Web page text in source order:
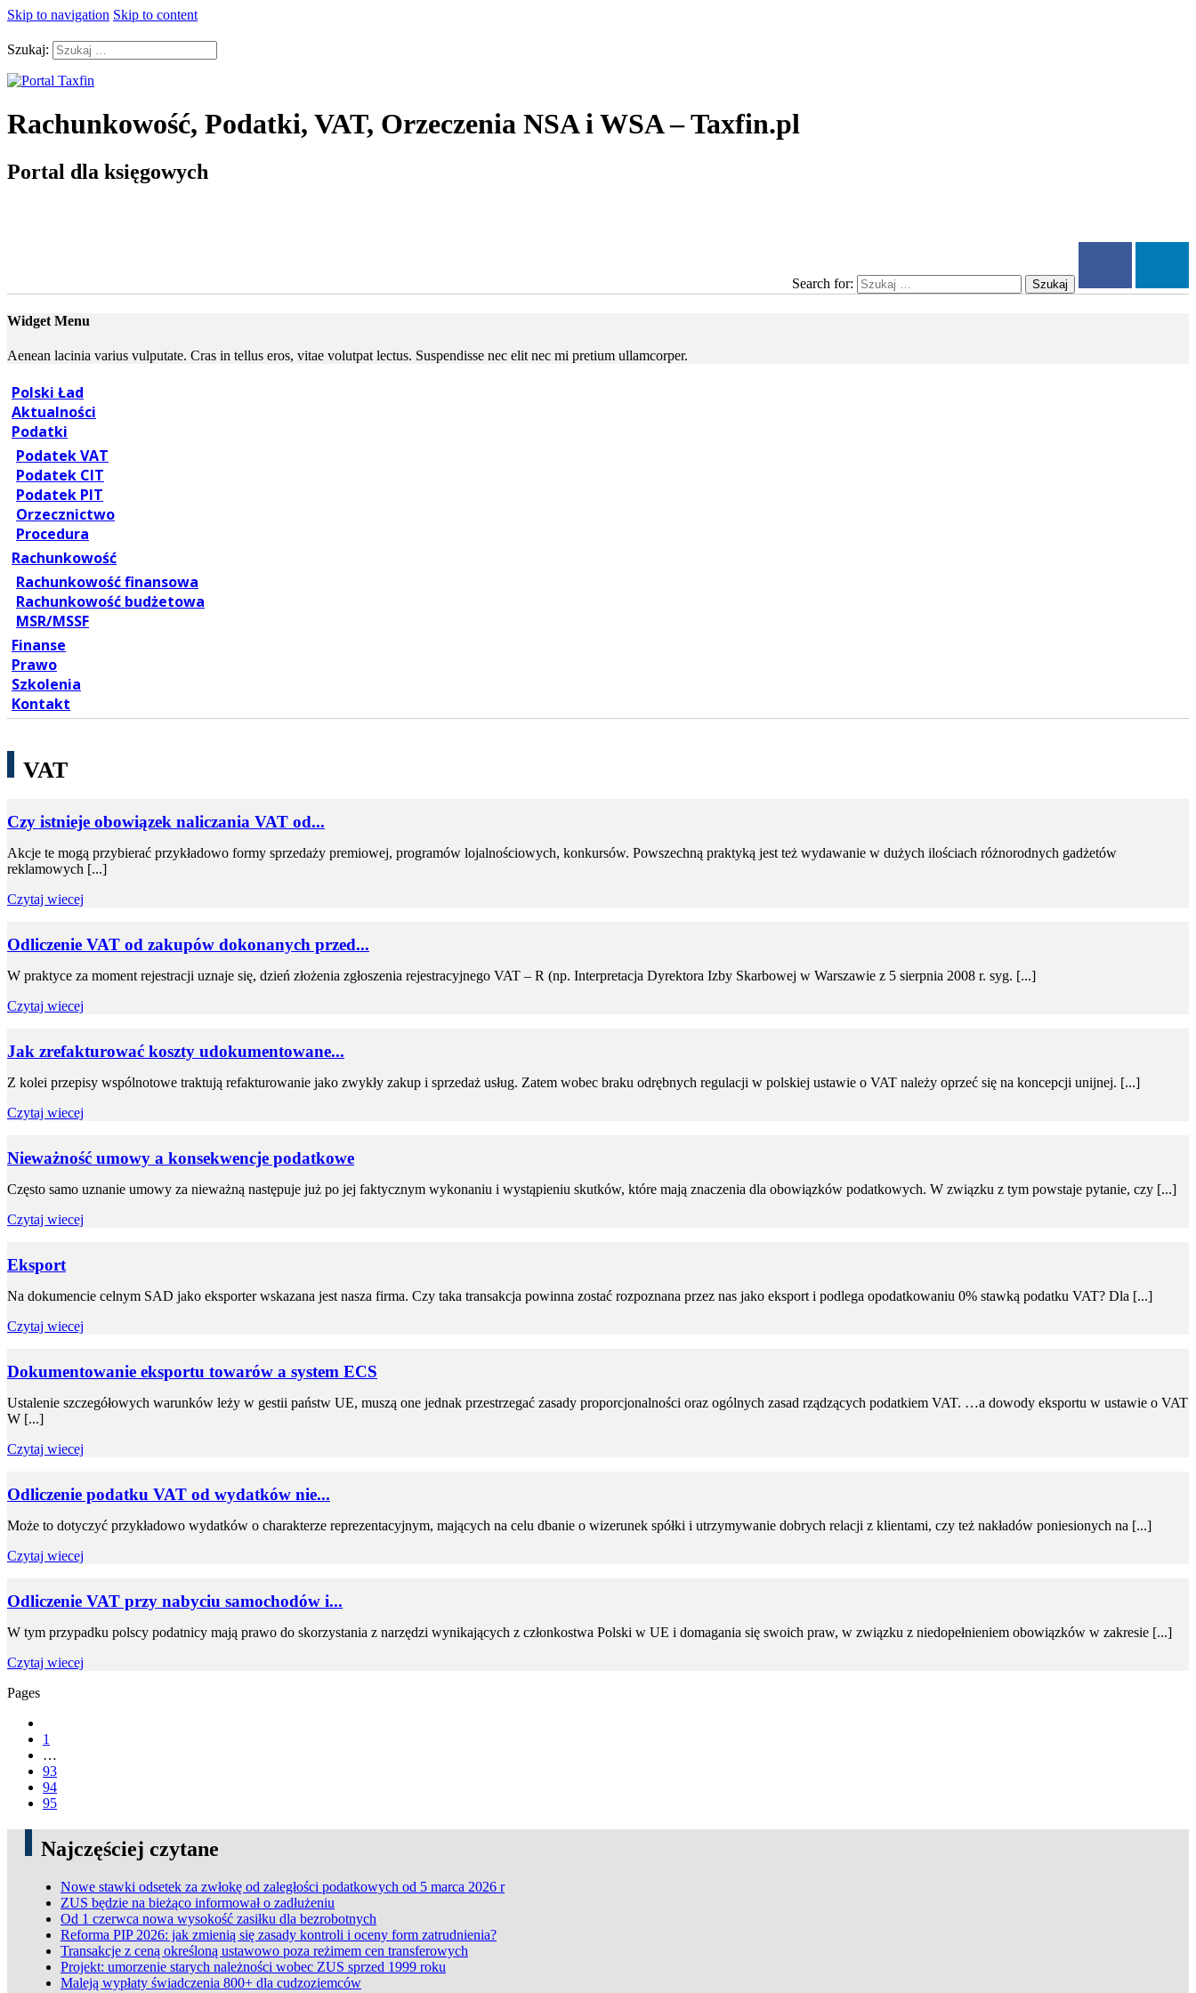
Skip to navigation Skip to content
Szukaj:
Rachunkowość, Podatki, VAT, Orzeczenia NSA i WSA – Taxfin.pl
Portal dla księgowych
Search for: Szukaj
Widget Menu
Aenean lacinia varius vulputate. Cras in tellus eros, vitae volutpat lectus. Suspendisse nec elit nec mi pretium ullamcorper.
Polski Ład
Aktualności
Podatki
Podatek VAT
Podatek CIT
Podatek PIT
Orzecznictwo
Procedura
Rachunkowość
Rachunkowość finansowa
Rachunkowość budżetowa
MSR/MSSF
Finanse
Prawo
Szkolenia
Kontakt
VAT
Czy istnieje obowiązek naliczania VAT od...
Akcje te mogą przybierać przykładowo formy sprzedaży premiowej, programów lojalnościowych, konkursów. Powszechną praktyką jest też wydawanie w dużych ilościach różnorodnych gadżetów
reklamowych [...]
Czytaj wiecej
Odliczenie VAT od zakupów dokonanych przed...
W praktyce za moment rejestracji uznaje się, dzień złożenia zgłoszenia rejestracyjnego VAT – R (np. Interpretacja Dyrektora Izby Skarbowej w Warszawie z 5 sierpnia 2008 r. syg. [...]
Czytaj wiecej
Jak zrefakturować koszty udokumentowane...
Z kolei przepisy wspólnotowe traktują refakturowanie jako zwykły zakup i sprzedaż usług. Zatem wobec braku odrębnych regulacji w polskiej ustawie o VAT należy oprzeć się na koncepcji unijnej. [...]
Czytaj wiecej
Nieważność umowy a konsekwencje podatkowe
Często samo uznanie umowy za nieważną następuje już po jej faktycznym wykonaniu i wystąpieniu skutków, które mają znaczenia dla obowiązków podatkowych. W związku z tym powstaje pytanie, czy [...]
Czytaj wiecej
Eksport
Na dokumencie celnym SAD jako eksporter wskazana jest nasza firma. Czy taka transakcja powinna zostać rozpoznana przez nas jako eksport i podlega opodatkowaniu 0% stawką podatku VAT? Dla [...]
Czytaj wiecej
Dokumentowanie eksportu towarów a system ECS
Ustalenie szczegółowych warunków leży w gestii państw UE, muszą one jednak przestrzegać zasady proporcjonalności oraz ogólnych zasad rządzących podatkiem VAT. …a dowody eksportu w ustawie o VAT
W [...]
Czytaj wiecej
Odliczenie podatku VAT od wydatków nie...
Może to dotyczyć przykładowo wydatków o charakterze reprezentacyjnym, mających na celu dbanie o wizerunek spółki i utrzymywanie dobrych relacji z klientami, czy też nakładów poniesionych na [...]
Czytaj wiecej
Odliczenie VAT przy nabyciu samochodów i...
W tym przypadku polscy podatnicy mają prawo do skorzystania z narzędzi wynikających z członkostwa Polski w UE i domagania się swoich praw, w związku z niedopełnieniem obowiązków w zakresie [...]
Czytaj wiecej
Pages
1
…
93
94
95
Najczęściej czytane
Nowe stawki odsetek za zwłokę od zaległości podatkowych od 5 marca 2026 r
ZUS będzie na bieżąco informował o zadłużeniu
Od 1 czerwca nowa wysokość zasiłku dla bezrobotnych
Reforma PIP 2026: jak zmienią się zasady kontroli i oceny form zatrudnienia?
Transakcje z ceną określoną ustawowo poza reżimem cen transferowych
Projekt: umorzenie starych należności wobec ZUS sprzed 1999 roku
Maleją wypłaty świadczenia 800+ dla cudzoziemców